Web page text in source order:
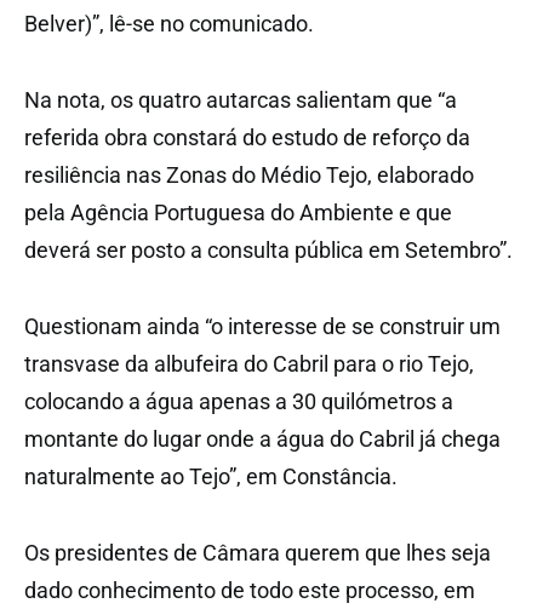
Belver)”, lê-se no comunicado.
Na nota, os quatro autarcas salientam que “a
referida obra constará do estudo de reforço da
resiliência nas Zonas do Médio Tejo, elaborado
pela Agência Portuguesa do Ambiente e que
deverá ser posto a consulta pública em Setembro”.
Questionam ainda “o interesse de se construir um
transvase da albufeira do Cabril para o rio Tejo,
colocando a água apenas a 30 quilómetros a
montante do lugar onde a água do Cabril já chega
naturalmente ao Tejo”, em Constância.
Os presidentes de Câmara querem que lhes seja
dado conhecimento de todo este processo, em